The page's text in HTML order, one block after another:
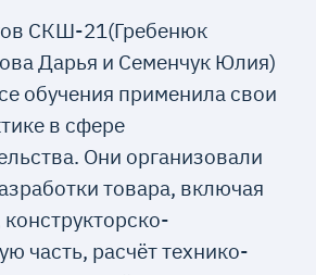
СКШ-21(Гребенюк
Дарья и Семенчук Юлия)
обучения применила свои
в сфере
Они организовали
товара, включая
часть, расчёт технико-